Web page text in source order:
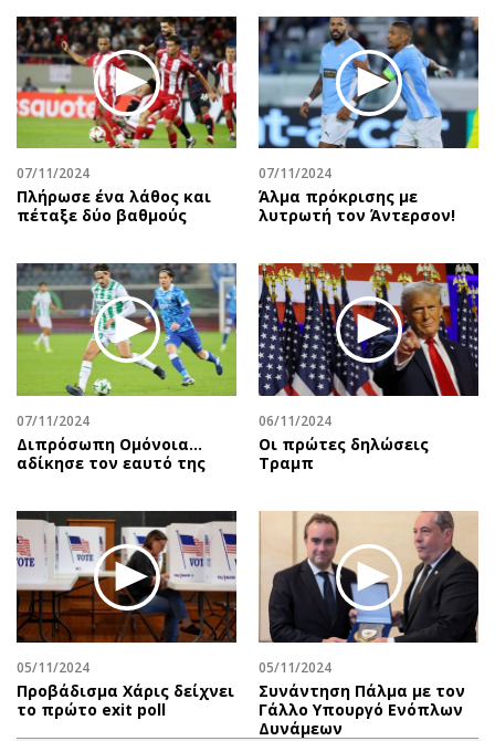
07/11/2024
Πλήρωσε ένα λάθος και
πέταξε δύο βαθμούς
07/11/2024
Άλμα πρόκρισης με
λυτρωτή τον Άντερσον!
07/11/2024
Διπρόσωπη Ομόνοια…
αδίκησε τον εαυτό της
06/11/2024
Οι πρώτες δηλώσεις
Τραμπ
05/11/2024
Προβάδισμα Χάρις δείχνει
το πρώτο exit poll
05/11/2024
Συνάντηση Πάλμα με τον
Γάλλο Υπουργό Ενόπλων
Δυνάμεων